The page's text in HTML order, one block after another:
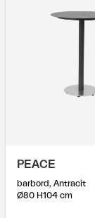
PEACE
barbord, Antracit
Ø80 H104 cm